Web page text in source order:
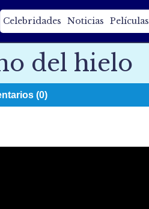
Celebridades Noticias Películas
del hielo
(0)